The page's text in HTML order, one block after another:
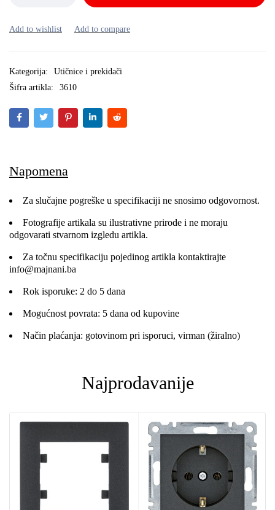
Kategorija:
Utičnice i prekidači
Šifra artikla:
3610
Napomena
Za slučajne pogreške u specifikaciji ne snosimo odgovornost.
Fotografije artikala su ilustrativne prirode i ne moraju
odgovarati stvarnom izgledu artikla.
Za točnu specifikaciju pojedinog artikla kontaktirajte
info@majnani.ba
Rok isporuke: 2 do 5 dana
Mogućnost povrata: 5 dana od kupovine
Način plaćanja: gotovinom pri isporuci, virman (žiralno)
Najprodavanije